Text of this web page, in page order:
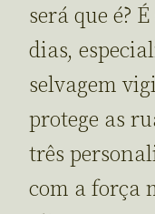
será que é?
dias,
selvagem
protege as
três
com a força